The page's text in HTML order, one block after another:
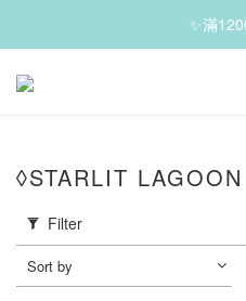
✨滿
✨滿
✨珍藏之選，雙
✨滿
◊STARLIT
Filter
Sort by